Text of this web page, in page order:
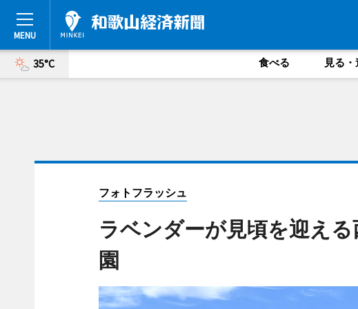
35°C 食べる 見る
フォトフラッシュ
ラベンダーが見頃を迎え
園